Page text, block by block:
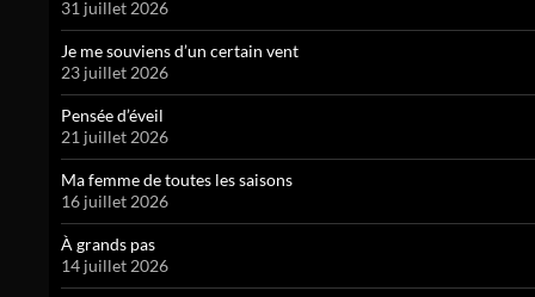
31 juillet 2026
Je me souviens d’un certain vent
23 juillet 2026
Pensée d’éveil
21 juillet 2026
Ma femme de toutes les saisons
16 juillet 2026
À grands pas
14 juillet 2026